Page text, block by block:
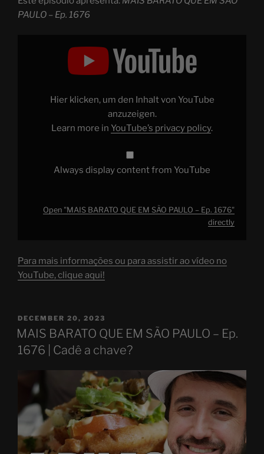
PAULO – Ep. 1676
Hier klicken, um den Inhalt von YouTube
anzuzeigen.
Learn more in YouTube’s privacy policy.
Always display content from YouTube
Open "MAIS BARATO QUE EM SÃO PAULO – Ep. 1676"
directly
Para mais informações ou para assistir ao vídeo no
YouTube, clique aqui!
POSTED
ON
DECEMBER 20, 2023
MAIS BARATO QUE EM SÃO PAULO – Ep.
1676 | Cadê a chave?